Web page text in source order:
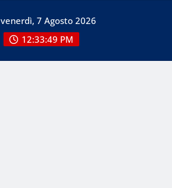
venerdì, 7 Agosto 2026
12:33:49 PM